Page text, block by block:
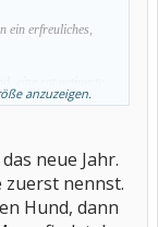
ein erfreuliches,
(nach
konnte ich
anzuzeigen.
neue Jahr.
zuerst nennst.
Hund, dann